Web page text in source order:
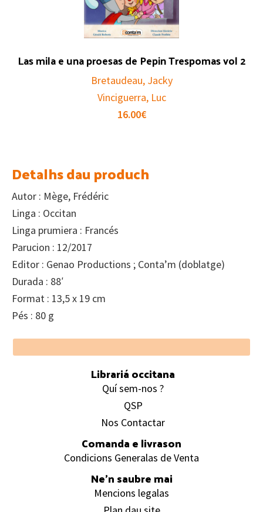
Las mila e una proesas de Pepin Trespomas vol 2
Bretaudeau, Jacky
Vinciguerra, Luc
16.00€
Detalhs dau produch
Autor : Mège, Frédéric
Linga : Occitan
Linga prumiera : Francés
Parucion : 12/2017
Editor : Genao Productions ; Conta’m (doblatge)
Durada : 88′
Format : 13,5 x 19 cm
Pés : 80 g
Footer
Librariá occitana
Quí sem-nos ?
QSP
Nos Contactar
Comanda e livrason
Condicions Generalas de Venta
Ne’n saubre mai
Mencions legalas